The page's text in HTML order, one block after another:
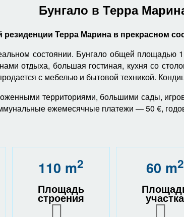
Бунгало в Терра
Терра Марина в прекрасном
состоянии. Бунгало общей площадью
отдыха, большая гостиная, кухня со
с мебелью и бытовой техникой.
территориями, большими сады,
ежемесячные платежи — 50 €,
110 m2
Площадь
строения
60 m2
участка